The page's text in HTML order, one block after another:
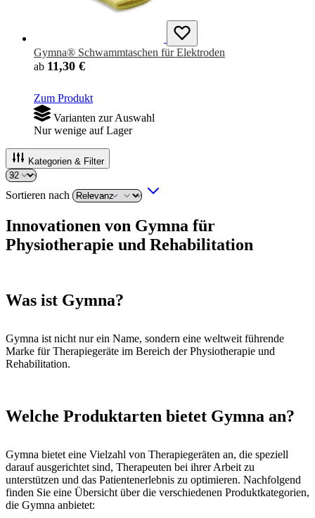
Gymna® Schwammtaschen für Elektroden
ab 11,30 €
Zum Produkt
Varianten zur Auswahl
Nur wenige auf Lager
Kategorien & Filter
Sortieren nach
Innovationen von Gymna für
Physiotherapie und Rehabilitation
Was ist Gymna?
Gymna ist nicht nur ein Name, sondern eine weltweit führende
Marke für Therapiegeräte im Bereich der Physiotherapie und
Rehabilitation.
Welche Produktarten bietet Gymna an?
Gymna bietet eine Vielzahl von Therapiegeräten an, die speziell
darauf ausgerichtet sind, Therapeuten bei ihrer Arbeit zu
unterstützen und das Patientenerlebnis zu optimieren. Nachfolgend
finden Sie eine Übersicht über die verschiedenen Produktkategorien,
die Gymna anbietet: